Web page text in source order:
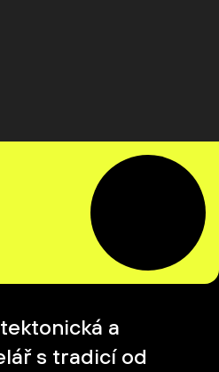
a
s tradicí od